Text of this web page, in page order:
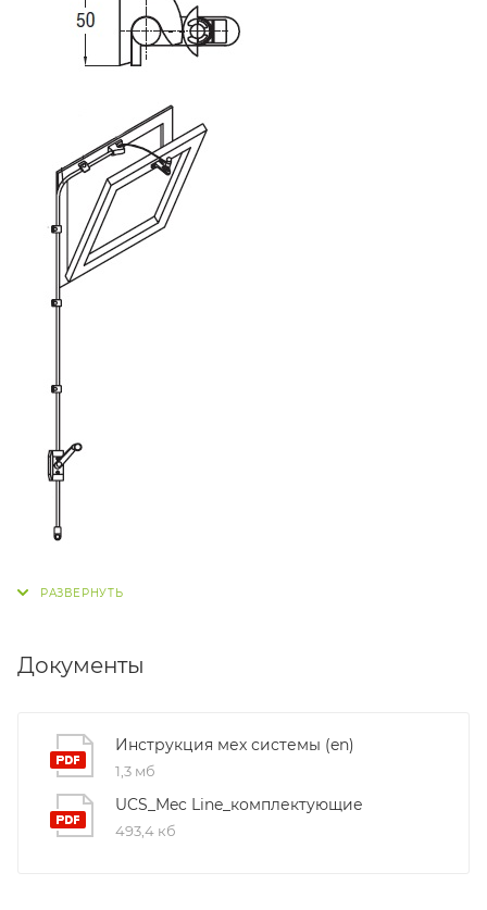
Документы
Инструкция мех системы (en)
1,3 мб
UCS_Mec Line_комплектующие
493,4 кб